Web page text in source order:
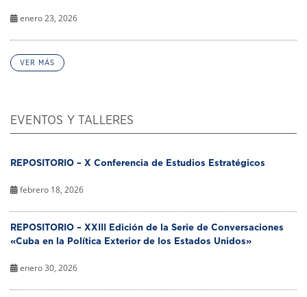
enero 23, 2026
VER MÁS
EVENTOS Y TALLERES
REPOSITORIO – X Conferencia de Estudios Estratégicos
febrero 18, 2026
REPOSITORIO – XXIII Edición de la Serie de Conversaciones
«Cuba en la Política Exterior de los Estados Unidos»
enero 30, 2026